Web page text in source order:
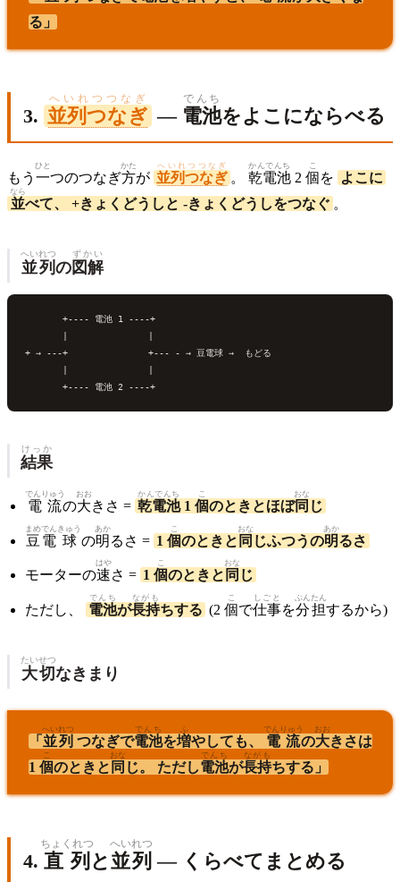
る」
3. 並列つなぎ
へいれつつなぎ
— 電池
でんち
をよこにならべる
もう 一
ひと
つのつなぎ方
かた
が 並列つなぎ
へいれつつなぎ
。 乾電池
かんでんち
2 個
こ
を よこに
並
なら
べて、 +きょくどうしと -きょくどうしをつなぐ 。
並列
へいれつ
の図解
ずかい
       +---- 電池 1 ----+
+ → ---+               +--- - → 豆電球 →  もどる
結果
けっか
電流
でんりゅう
の大
おお
きさ = 乾電池
かんでんち
1 個
こ
のときとほぼ同
おな
じ
豆
まめ
電
でん
球
きゅう
の明
あか
るさ = 1 個
こ
のときと 同
おな
じふつうの明
あか
るさ
モーターの速
はや
さ = 1 個
こ
のときと 同
おな
じ
ただし、 電池
でんち
が長持
ながも
ちする (2 個
こ
で仕事
しごと
を分担
ぶんたん
するから)
大切
たいせつ
なきまり
「 並
へい
列
れつ
つなぎで電池
でんち
を増
ふ
やしても、 電流
でんりゅう
の大
おお
きさは
1 個
こ
のときと 同
おな
じ。 ただし電池
でんち
が長持
ながも
ちする」
4. 直列
ちょくれつ
と並列
へいれつ
— くらべてまとめる